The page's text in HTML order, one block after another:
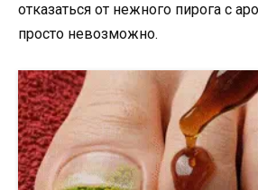
отказаться от нежного пирога с
просто невозможно.